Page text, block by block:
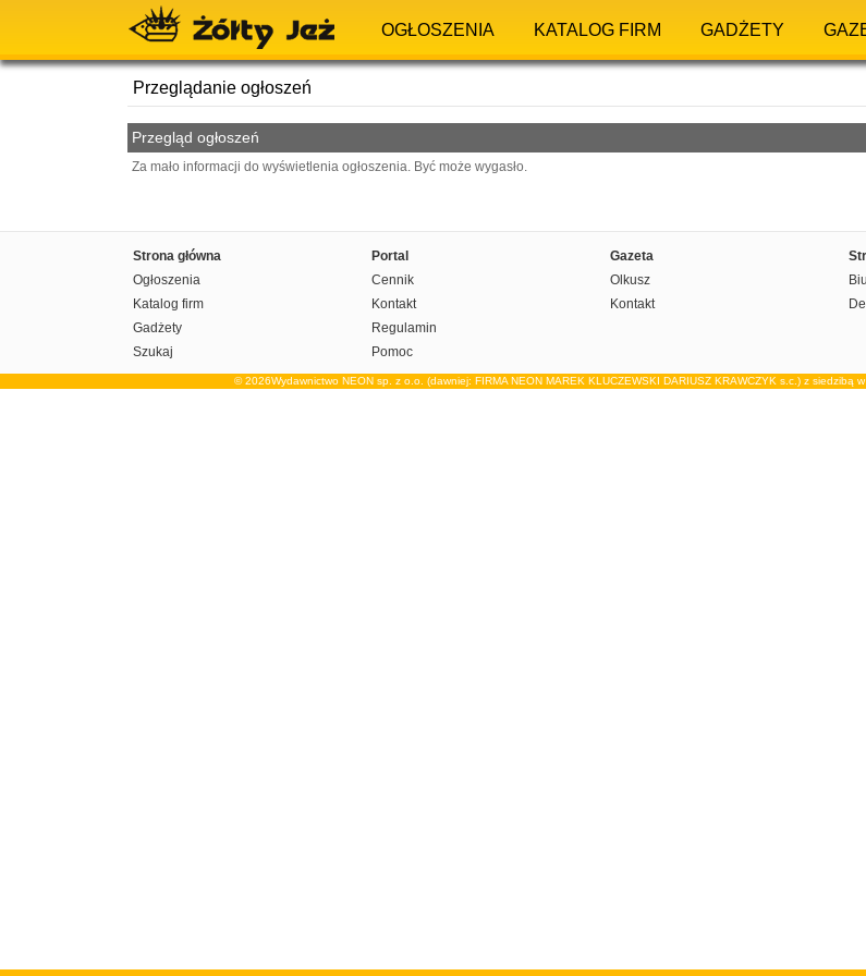
OGŁOSZENIA KATALOG FIRM GADŻETY
Przeglądanie ogłoszeń
Przegląd ogłoszeń
Za mało informacji do wyświetlenia ogłoszenia. Być może wygasło.
Strona główna
Ogłoszenia
Katalog firm
Gadżety
Szukaj
Portal
Cennik
Kontakt
Regulamin
Pomoc
Gazeta
Olkusz
Kontakt
© 2026Wydawnictwo NEON sp. z o.o. (dawniej: FIRMA NEON MAREK KLUCZEWSKI DARIUSZ KRAWCZYK s.c.) z